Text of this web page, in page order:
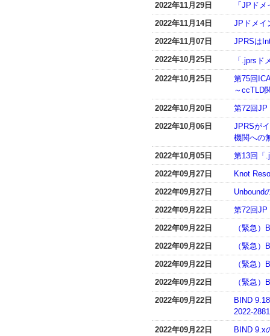
2022年11月29日
「JPド
2022年11月14日
JPドメイ
2022年11月07日
JPRSは
2022年10月25日
「.jprs
2022年10月25日
第75回
～ccTLD
2022年10月20日
第72回JP
2022年10月06日
JPRSが
機関への
2022年10月05日
第13回「
2022年09月27日
Knot
2022年09月27日
Unbound
2022年09月22日
第72回JP
2022年09月22日
（緊急
2022年09月22日
（緊急
2022年09月22日
（緊急
2022年09月22日
（緊急
2022年09月22日
BIND
2022-
2022年09月22日
BIND 9.x